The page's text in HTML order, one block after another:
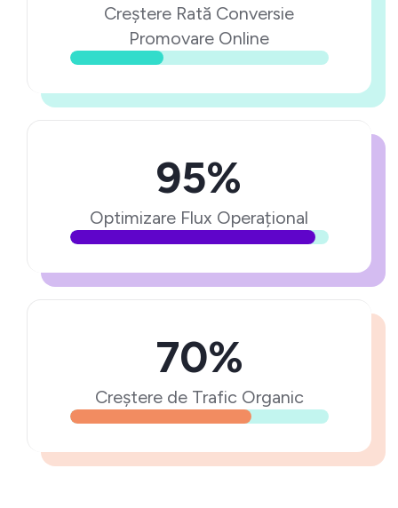
Creștere Rată Conversie
Promovare Online
95%
Optimizare Flux Operațional
70%
Creștere de Trafic Organic